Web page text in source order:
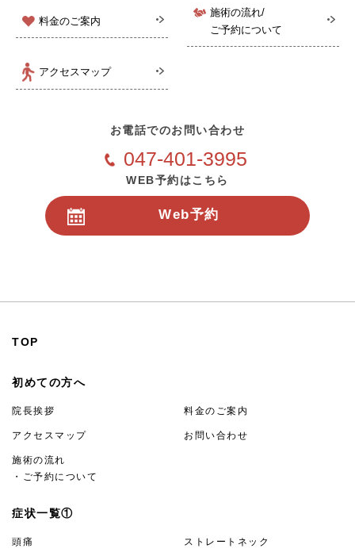
料金のご案内
施術の流れ/
ご予約について
アクセスマップ
お電話でのお問い合わせ
047-401-3995
WEB予約はこちら
Web予約
TOP
初めての方へ
院長挨拶 料金のご案内
アクセスマップ お問い合わせ
施術の流れ
・ご予約について
症状一覧①
頭痛 ストレートネック